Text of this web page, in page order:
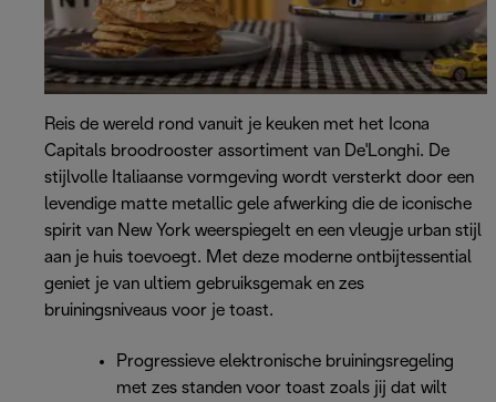
Reis de wereld rond vanuit je keuken met het Icona
Capitals broodrooster assortiment van De'Longhi. De
stijlvolle Italiaanse vormgeving wordt versterkt door een
levendige matte metallic gele afwerking die de iconische
spirit van New York weerspiegelt en een vleugje urban stijl
aan je huis toevoegt. Met deze moderne ontbijtessential
geniet je van ultiem gebruiksgemak en zes
bruiningsniveaus voor je toast.
Progressieve elektronische bruiningsregeling
met zes standen voor toast zoals jij dat wilt